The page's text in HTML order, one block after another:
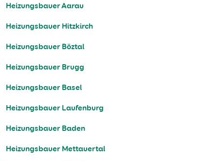
Heizungsbauer Aarau
Heizungsbauer Hitzkirch
Heizungsbauer Böztal
Heizungsbauer Brugg
Heizungsbauer Basel
Heizungsbauer Laufenburg
Heizungsbauer Baden
Heizungsbauer Mettauertal